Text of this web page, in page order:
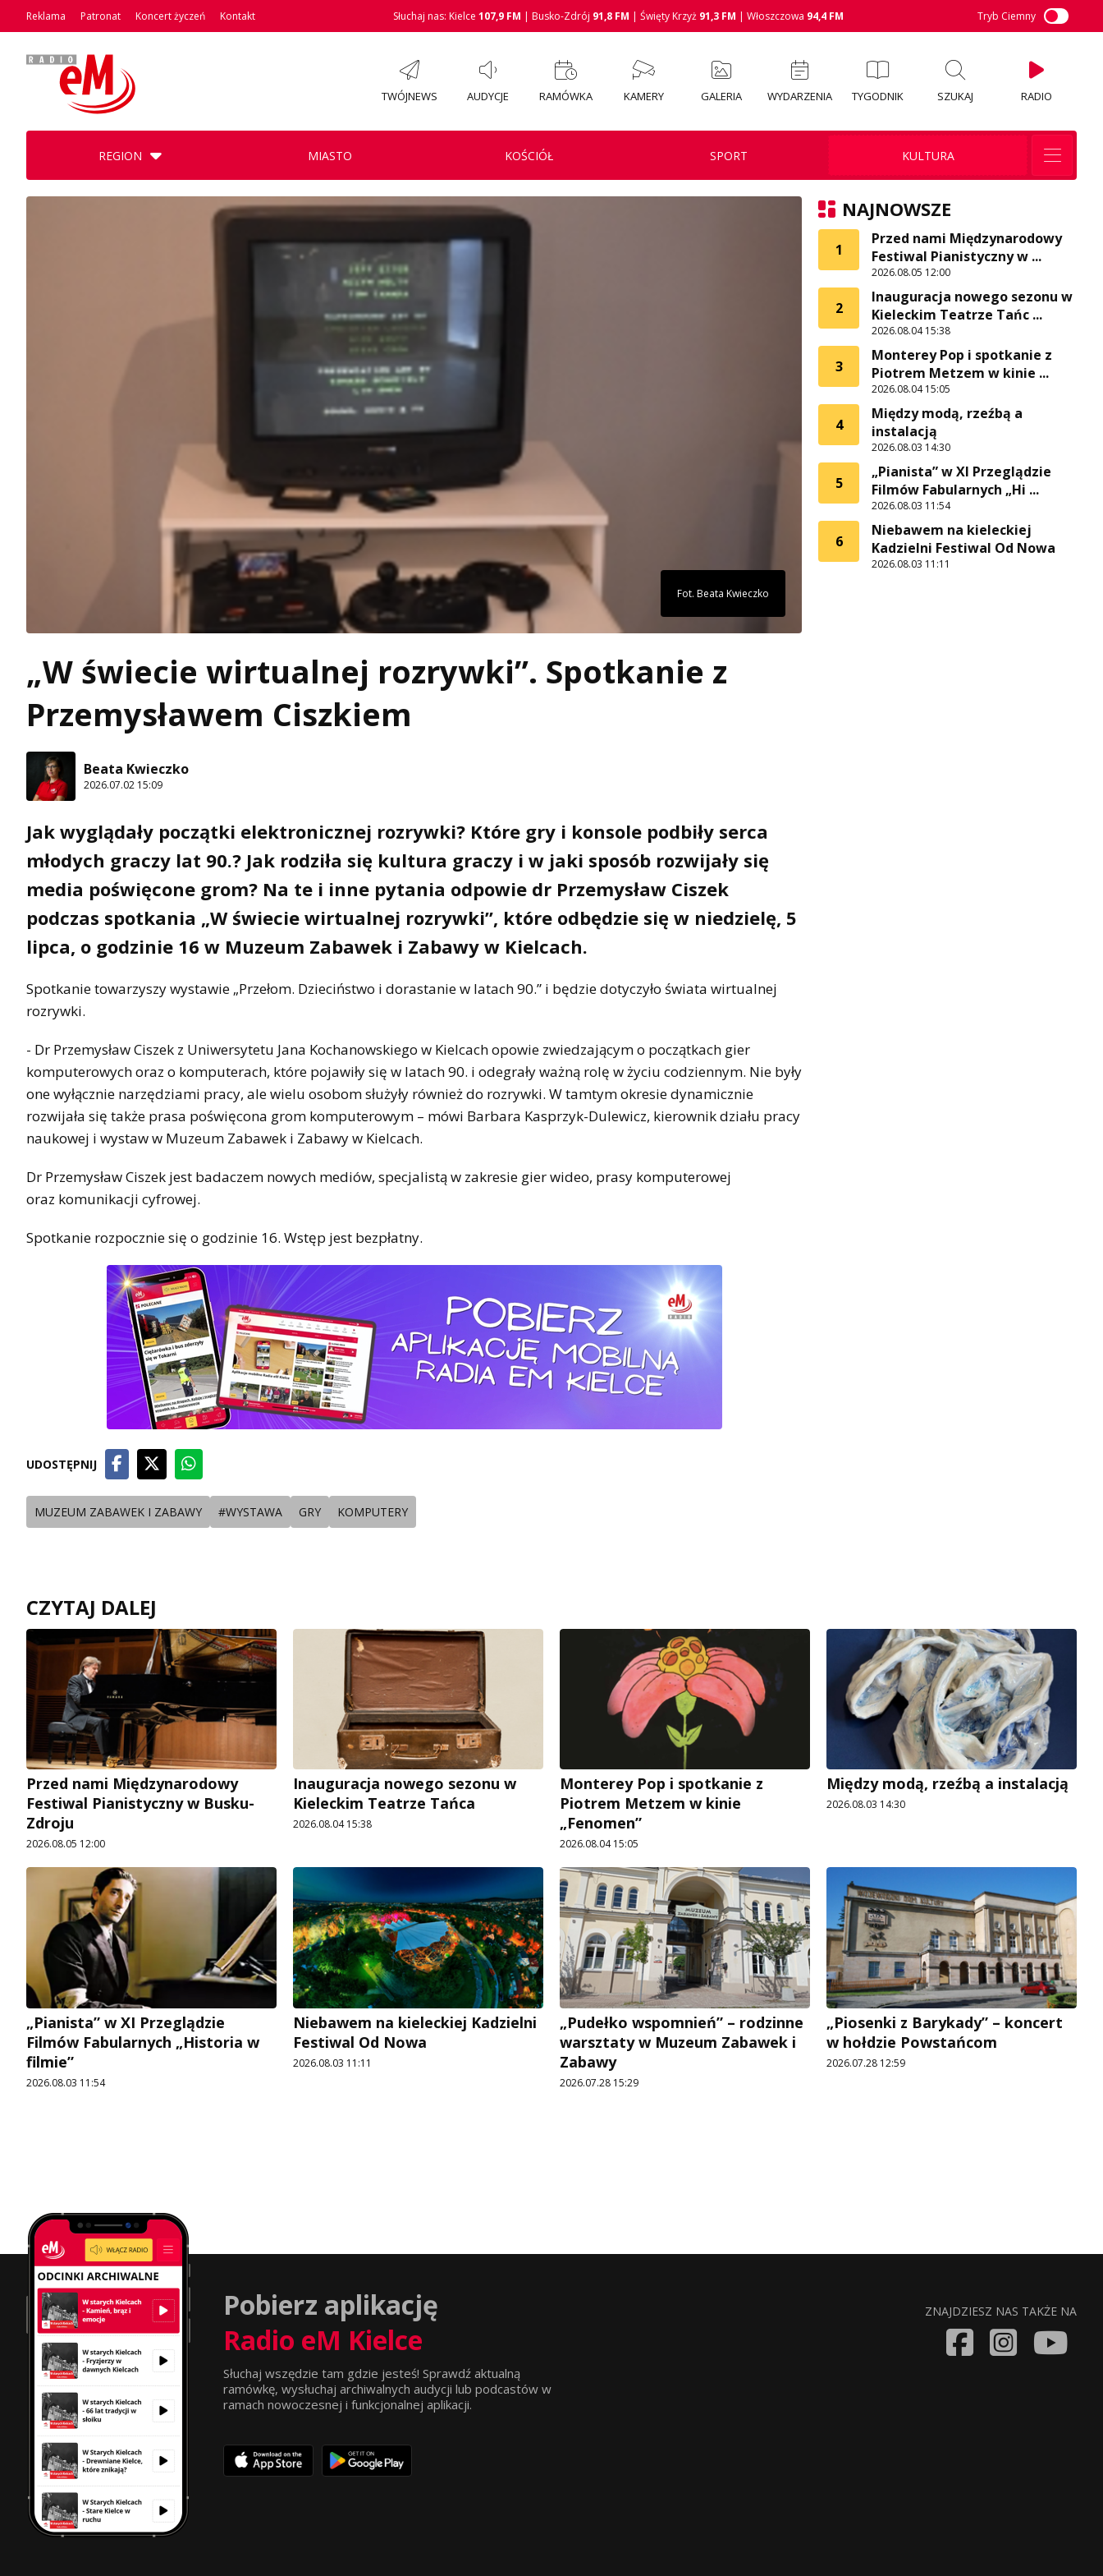
Reklama Patronat Koncert życzeń Kontakt Słuchaj nas: Kielce 107,9 FM | Busko-Zdrój 91,8 FM | Święty Krzyż 91,3 FM | Włoszczowa 94,4 FM Tryb Ciemny
TWÓJNEWS AUDYCJE RAMÓWKA KAMERY GALERIA WYDARZENIA TYGODNIK SZUKAJ RADIO
REGION MIASTO KOŚCIÓŁ SPORT KULTURA
Fot. Beata Kwieczko
„W świecie wirtualnej rozrywki”. Spotkanie z
Przemysławem Ciszkiem
Beata Kwieczko
2026.07.02 15:09
Jak wyglądały początki elektronicznej rozrywki? Które gry i konsole podbiły serca
młodych graczy lat 90.? Jak rodziła się kultura graczy i w jaki sposób rozwijały się
media poświęcone grom? Na te i inne pytania odpowie dr Przemysław Ciszek
podczas spotkania „W świecie wirtualnej rozrywki”, które odbędzie się w niedzielę, 5
lipca, o godzinie 16 w Muzeum Zabawek i Zabawy w Kielcach.
Spotkanie towarzyszy wystawie „Przełom. Dzieciństwo i dorastanie w latach 90.” i będzie dotyczyło świata wirtualnej
rozrywki.
- Dr Przemysław Ciszek z Uniwersytetu Jana Kochanowskiego w Kielcach opowie zwiedzającym o początkach gier
komputerowych oraz o komputerach, które pojawiły się w latach 90. i odegrały ważną rolę w życiu codziennym. Nie były
one wyłącznie narzędziami pracy, ale wielu osobom służyły również do rozrywki. W tamtym okresie dynamicznie
rozwijała się także prasa poświęcona grom komputerowym – mówi Barbara Kasprzyk-Dulewicz, kierownik działu pracy
naukowej i wystaw w Muzeum Zabawek i Zabawy w Kielcach.
Dr Przemysław Ciszek jest badaczem nowych mediów, specjalistą w zakresie gier wideo, prasy komputerowej
oraz komunikacji cyfrowej.
Spotkanie rozpocznie się o godzinie 16. Wstęp jest bezpłatny.
UDOSTĘPNIJ
MUZEUM ZABAWEK I ZABAWY #WYSTAWA GRY KOMPUTERY
NAJNOWSZE
1
Przed nami Międzynarodowy
Festiwal Pianistyczny w ...
2026.08.05 12:00
2
Inauguracja nowego sezonu w
Kieleckim Teatrze Tańc ...
2026.08.04 15:38
3
Monterey Pop i spotkanie z
Piotrem Metzem w kinie ...
2026.08.04 15:05
4
Między modą, rzeźbą a
instalacją
2026.08.03 14:30
5
„Pianista” w XI Przeglądzie
Filmów Fabularnych „Hi ...
2026.08.03 11:54
6
Niebawem na kieleckiej
Kadzielni Festiwal Od Nowa
2026.08.03 11:11
CZYTAJ DALEJ
Przed nami Międzynarodowy
Festiwal Pianistyczny w Busku-
Zdroju
2026.08.05 12:00
Inauguracja nowego sezonu w
Kieleckim Teatrze Tańca
2026.08.04 15:38
Monterey Pop i spotkanie z
Piotrem Metzem w kinie
„Fenomen”
2026.08.04 15:05
Między modą, rzeźbą a instalacją
2026.08.03 14:30
„Pianista” w XI Przeglądzie
Filmów Fabularnych „Historia w
filmie”
2026.08.03 11:54
Niebawem na kieleckiej Kadzielni
Festiwal Od Nowa
2026.08.03 11:11
„Pudełko wspomnień” – rodzinne
warsztaty w Muzeum Zabawek i
Zabawy
2026.07.28 15:29
„Piosenki z Barykady” – koncert
w hołdzie Powstańcom
2026.07.28 12:59
Pobierz aplikację
Radio eM Kielce
Słuchaj wszędzie tam gdzie jesteś! Sprawdź aktualną
ramówkę, wysłuchaj archiwalnych audycji lub podcastów w
ramach nowoczesnej i funkcjonalnej aplikacji.
ZNAJDZIESZ NAS TAKŻE NA